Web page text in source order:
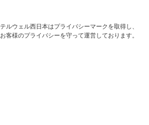
テルウェル西日本はプライバシーマークを取得し、
お客様のプライバシーを守って運営しております。